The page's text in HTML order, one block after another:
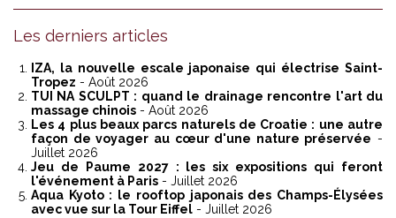
Les derniers articles
IZA, la nouvelle escale japonaise qui électrise Saint-
Tropez - Août 2026
TUI NA SCULPT : quand le drainage rencontre l'art du
massage chinois - Août 2026
Les 4 plus beaux parcs naturels de Croatie : une autre
façon de voyager au cœur d'une nature préservée -
Juillet 2026
Jeu de Paume 2027 : les six expositions qui feront
l'événement à Paris - Juillet 2026
Aqua Kyoto : le rooftop japonais des Champs-Élysées
avec vue sur la Tour Eiffel - Juillet 2026